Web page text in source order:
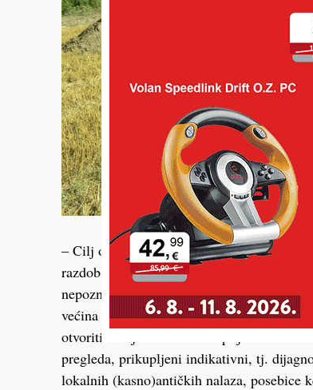
– Cilj ovog istraživanja jest utvrđivanje
razdoblja, tj. definirati do kada je naselje
nepoznanice što se događa s antičkim
većina njih u to vrijeme prestaje
otvoriti manja sonda na unaprijed
pregleda, prikupljeni indikativni, tj.
lokalnih (kasno)antičkih nalaza, posebice